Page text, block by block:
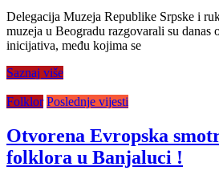
Delegacija Muzeja Republike Srpske i
muzeja u Beogradu razgovarali su danas
inicijativa, među kojima se
Saznaj više
Folklor Poslednje vijesti
Otvorena Evropska
folklora u Banjaluci !